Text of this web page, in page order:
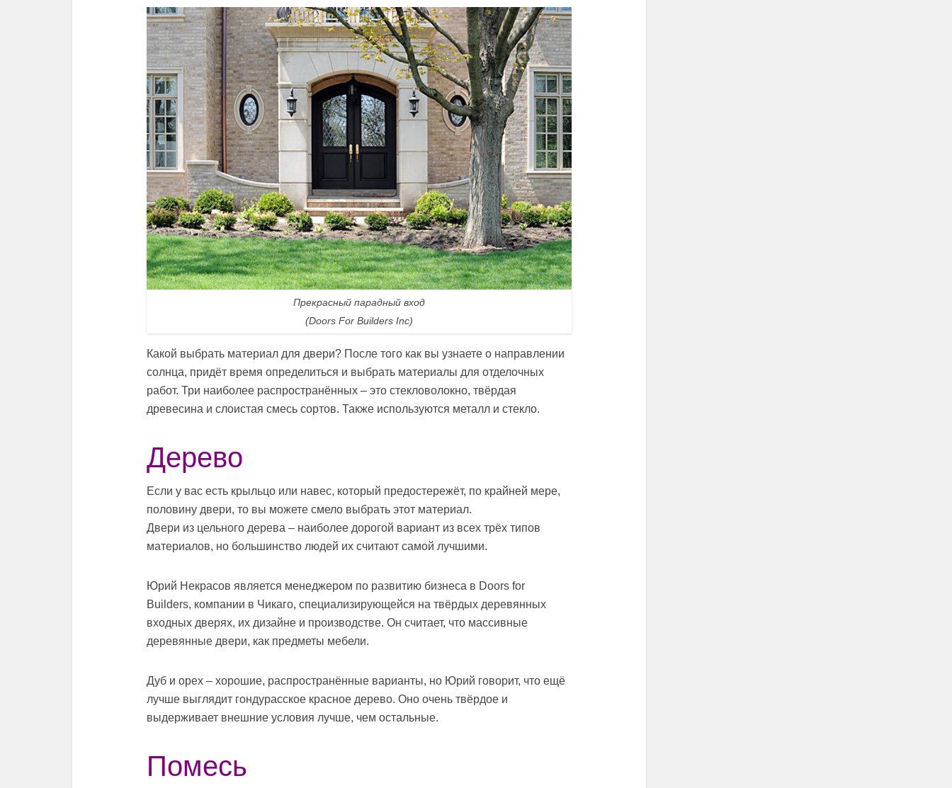
Прекрасный парадный вход
(Doors For Builders Inc)
Какой выбрать материал для двери? После того как вы узнаете о направлении
солнца, придёт время определиться и выбрать материалы для отделочных
работ. Три наиболее распространённых – это стекловолокно, твёрдая
древесина и слоистая смесь сортов. Также используются металл и стекло.
Дерево
Если у вас есть крыльцо или навес, который предостережёт, по крайней мере,
половину двери, то вы можете смело выбрать этот материал.
Двери из цельного дерева – наиболее дорогой вариант из всех трёх типов
материалов, но большинство людей их считают самой лучшими.
Юрий Некрасов является менеджером по развитию бизнеса в Doors for
Builders, компании в Чикаго, специализирующейся на твёрдых деревянных
входных дверях, их дизайне и производстве. Он считает, что массивные
деревянные двери, как предметы мебели.
Дуб и орех – хорошие, распространённые варианты, но Юрий говорит, что ещё
лучше выглядит гондурасское красное дерево. Оно очень твёрдое и
выдерживает внешние условия лучше, чем остальные.
Помесь